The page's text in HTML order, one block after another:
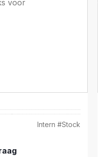
Intern #Stock